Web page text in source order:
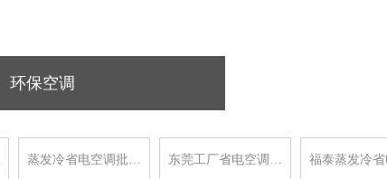
环保空调
蒸发冷省电空调批… 东莞工厂省电空调… 福泰蒸发冷